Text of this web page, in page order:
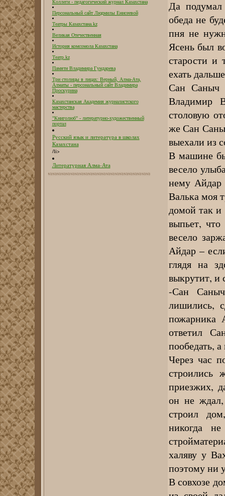
Коллеги - педагогический журнал Казахстана
Персональный сайт Людмилы Енисеевой
Театры Казахстана.kz
Великая Отечественная
История комсомола Казахстана
Театр.kz
Памяти Владимира Гундарева
Три столицы в лицах: Верный, Алма-Ата,
Алматы - персональный сайт Владимира
Проскурина
Казахстанская Академия журналистского
мастерства
"Книголюб" - литературно-художественный
портал
Русский язык и литература в школах
Казахстана
/li>
Литературная Алма-Ата
Да подумал
обеда не
пня не
Ясень был
старости и
ехать
Сан Саныч
Владимир
столовую
же Сан
выехали из
В машине
весело
нему Айдар
Валька моя
домой так и
выпьет,
весело
Айдар –
глядя на
выкрутит, и
-Сан
лишились,
ответил
пообедать,
Через час
приезжих,
он не ждал,
строил
никогда
халяву у
поэтому ни
В совхозе